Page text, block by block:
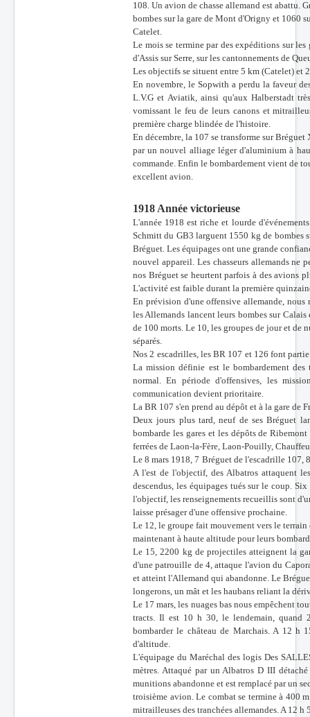
108. Un avion de chasse allemand est abattu.
bombes sur la gare de Mont d'Origny et 1060
Catelet.
Le mois se termine par des expéditions sur
d'Assis sur Serre, sur les cantonnements de
Les objectifs se situent entre 5 km (Catelet) et
En novembre, le Sopwith a perdu la faveur
L.V.G et Aviatik, ainsi qu'aux Halberstadt
vomissant le feu de leurs canons et
première charge blindée de l'histoire.
En décembre, la 107 se transforme sur
par un nouvel alliage léger d'aluminium à
commande. Enfin le bombardement vient de
excellent avion.
1918 Année victorieuse
L'année 1918 est riche et lourde
Schmitt du GB3 larguent 1550 kg de bombes
Bréguet. Les équipages ont une grande
nouvel appareil. Les chasseurs allemands ne
nos Bréguet se heurtent parfois à des avions
L'activité est faible durant la première
En prévision d'une offensive allemande,
les Allemands lancent leurs bombes sur
de 100 morts. Le 10, les groupes de jour et de
séparés.
Nos 2 escadrilles, les BR 107 et 126 font
La mission définie est le bombardement
normal. En période d'offensives, les
communication devient prioritaire.
La BR 107 s'en prend au dépôt et à la gare de
Deux jours plus tard, neuf de ses Bréguet
bombarde les gares et les dépôts de
ferrées de Laon-la-Fère, Laon-Pouilly,
Le 8 mars 1918, 7 Bréguet de l'escadrille 107,
A l'est de l'objectif, des Albatros attaquent
descendus, les équipages tués sur le coup.
l'objectif, les renseignements recueillis sont
laisse présager d'une offensive prochaine.
Le 12, le groupe fait mouvement vers le
maintenant à haute altitude pour leurs
Le 15, 2200 kg de projectiles atteignent la
d'une patrouille de 4, attaque l'avion du
et atteint l'Allemand qui abandonne. Le
longerons, un mât et les haubans reliant la
Le 17 mars, les nuages bas nous empêchent
tracts. Il est 10 h 30, le lendemain, quand
bombarder le château de Marchais. A 12
d'altitude.
L'équipage du Maréchal des logis Des
mètres. Attaqué par un Albatros D III
munitions abandonne et est remplacé par un
troisième avion. Le combat se termine à 400
mitrailleuses des tranchées allemandes. A 12